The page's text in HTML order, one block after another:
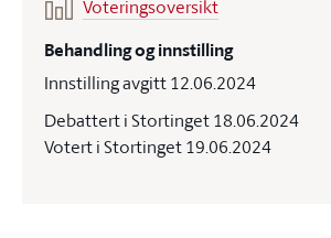
Voteringsoversikt
Behandling og innstilling
Innstilling avgitt 12.06.2024
Debattert i Stortinget 18.06.2024
Votert i Stortinget 19.06.2024